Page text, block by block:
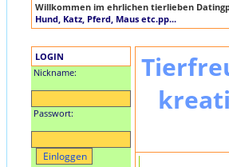
Willkommen im ehrlichen tierlieben
Hund, Katz, Pferd, Maus etc.pp...
LOGIN
Nickname:
Passwort: